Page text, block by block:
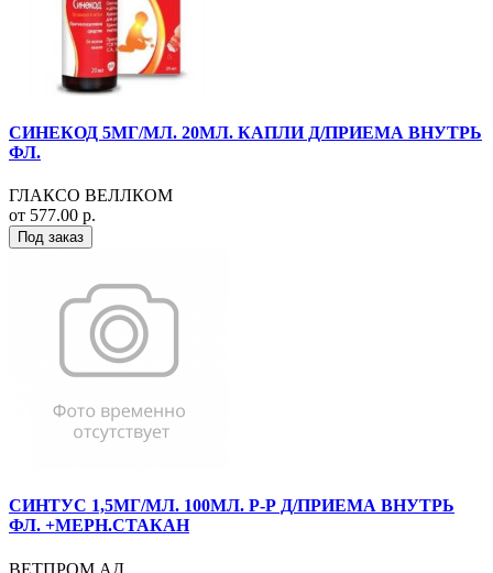
СИНЕКОД 5МГ/МЛ. 20МЛ. КАПЛИ Д/ПРИЕМА ВНУТРЬ
ФЛ.
ГЛАКСО ВЕЛЛКОМ
от 577.00 р.
Под заказ
СИНТУС 1,5МГ/МЛ. 100МЛ. Р-Р Д/ПРИЕМА ВНУТРЬ
ФЛ. +МЕРН.СТАКАН
ВЕТПРОМ АД